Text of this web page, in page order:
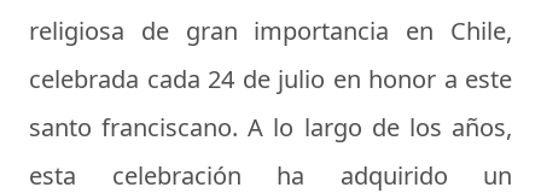
religiosa de gran importancia en Chile,
celebrada cada 24 de julio en honor a este
santo franciscano. A lo largo de los años,
esta celebración ha adquirido un